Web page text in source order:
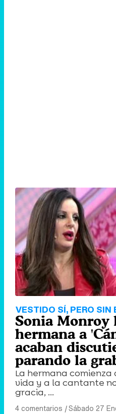
VESTIDO SÍ, PERO SIN
Sonia Monroy
hermana a
acaban
parando la
La hermana comienza
vida y a la cantante
gracia, ...
4 comentarios |Sábado 27